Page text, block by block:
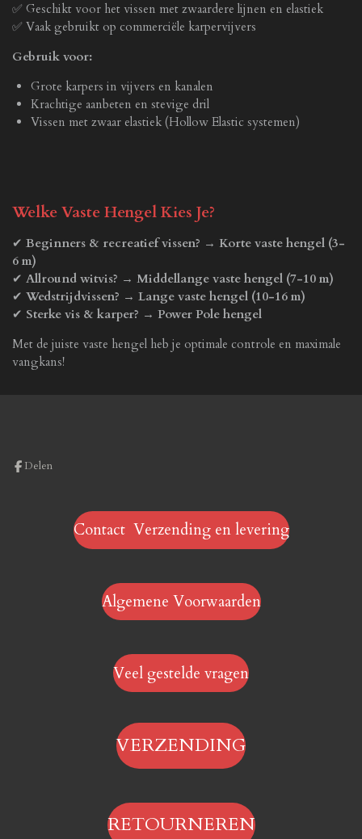
✅ Geschikt voor het vissen met zwaardere lijnen en elastiek
✅ Vaak gebruikt op commerciële karpervijvers
Gebruik voor:
Grote karpers in vijvers en kanalen
Krachtige aanbeten en stevige dril
Vissen met zwaar elastiek (Hollow Elastic systemen)
Welke Vaste Hengel Kies Je?
✔ Beginners & recreatief vissen? → Korte vaste hengel (3-
6 m)
✔ Allround witvis? → Middellange vaste hengel (7-10 m)
✔ Wedstrijdvissen? → Lange vaste hengel (10-16 m)
✔ Sterke vis & karper? → Power Pole hengel
Met de juiste vaste hengel heb je optimale controle en maximale
vangkans!
Delen
Contact Verzending en levering
Algemene Voorwaarden
Veel gestelde vragen
VERZENDING
RETOURNEREN